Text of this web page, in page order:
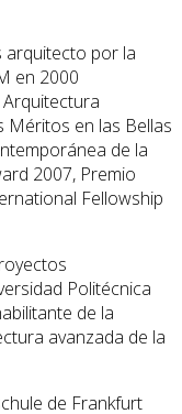
arquitecto por la
en 2000
Méritos en las Bellas
de la
2007, Premio
Fellowship
Politécnica
de la
avanzada de la
de Frankfurt